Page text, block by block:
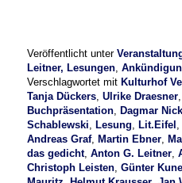
Veröffentlicht unter
Leitner, Lesungen ,
Verschlagwortet mit Kulturhof
Tanja Dückers ,Ulrike Draesner
Buchpräsentation
Dagmar Nick
Schablewski
Lesung Lit.Eifel
Andreas Graf, Martin Ebner
das gedicht,Anton G. Leitner ,
Christoph Leisten ,Günter